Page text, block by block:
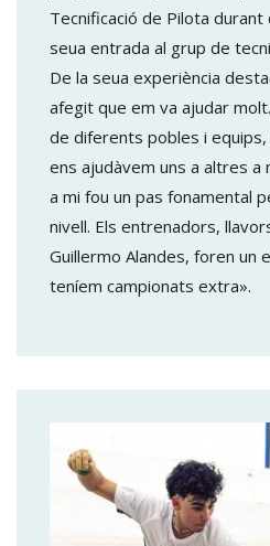
Tecnificació de Pilota durant
seua entrada al grup de
De la seua experiència
afegit que em va ajudar
de diferents pobles i
ens ajudàvem uns a altres a
a mi fou un pas fonamental
nivell. Els entrenadors,
Guillermo Alandes, foren un
teníem campionats extra».